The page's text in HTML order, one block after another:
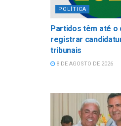
POLÍTICA
Partidos têm até o
registrar
tribunais
8 DE AGOSTO DE 2026